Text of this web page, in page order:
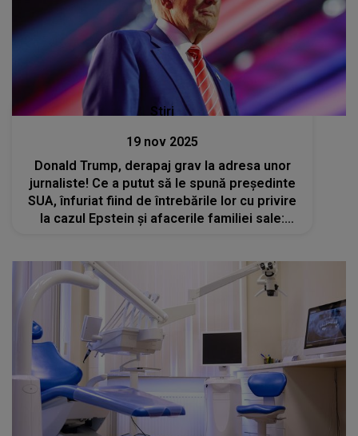
Stiri
19 nov 2025
Donald Trump, derapaj grav la adresa unor
jurnaliste! Ce a putut să le spună președinte
SUA, înfuriat fiind de întrebările lor cu privire
la cazul Epstein și afacerile familiei sale: